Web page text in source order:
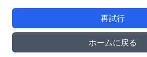
再試行
ホームに戻る